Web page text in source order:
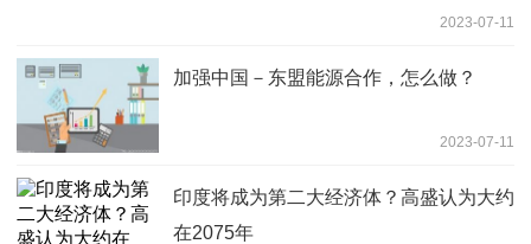
2023-07-11
加强中国－东盟能源合作，怎么做？
2023-07-11
印度将成为第二大经济体？高盛认为大约
在2075年